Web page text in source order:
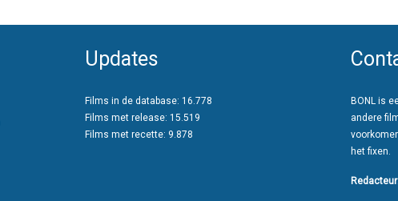
Updates
Films in de database: 16.778
Films met release: 15.519
Films met recette: 9.878
BONL is
andere
het fixen.